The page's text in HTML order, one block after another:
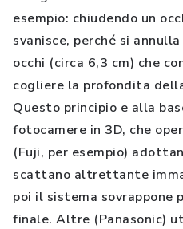
esempio: chiudendo un
svanisce, perché si
occhi (circa 6,3 cm) che
cogliere la profondita
Questo principio e alla
fotocamere in 3D, che
(Fuji, per esempio)
scattano altrettante
poi il sistema sovrappone
finale. Altre (Panasonic)